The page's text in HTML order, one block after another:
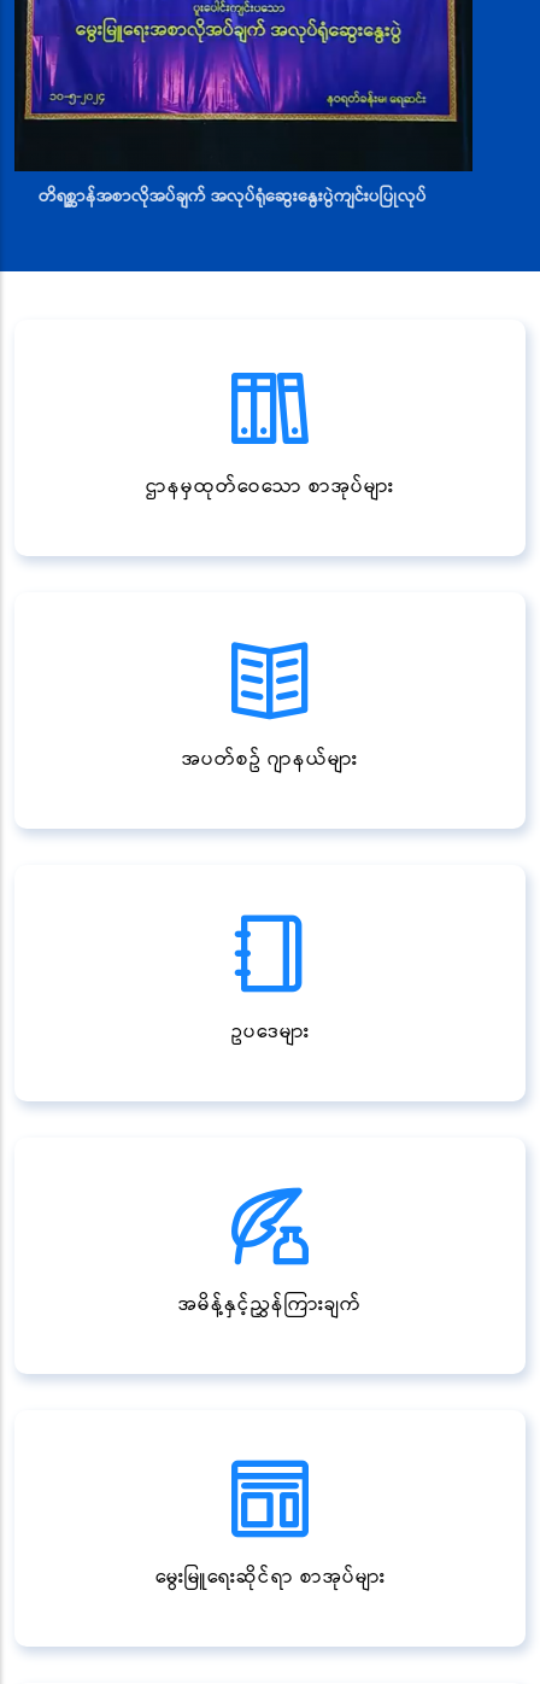
တိရစ္ဆာန်အစာလိုအပ်ချက် အလုပ်ရုံဆွေးနွေးပွဲကျင်းပပြုလုပ်
ဌာနမှထုတ်ဝေသော စာအုပ်များ
အပတ်စဥ် ဂျာနယ်များ
ဥပဒေများ
အမိန့်နှင့်ညွှန်ကြားချက်
မွေးမြူရေးဆိုင်ရာ စာအုပ်များ